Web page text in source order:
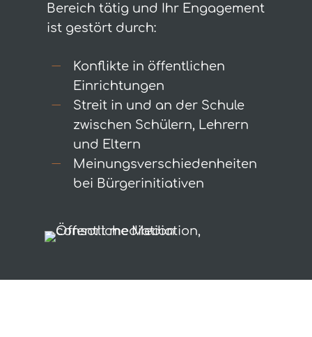
Bereich tätig und Ihr Engagement
ist gestört durch:
Konflikte in öffentlichen
Einrichtungen
Streit in und an der Schule
zwischen Schülern, Lehrern
und Eltern
Meinungsverschiedenheiten
bei Bürgerinitiativen